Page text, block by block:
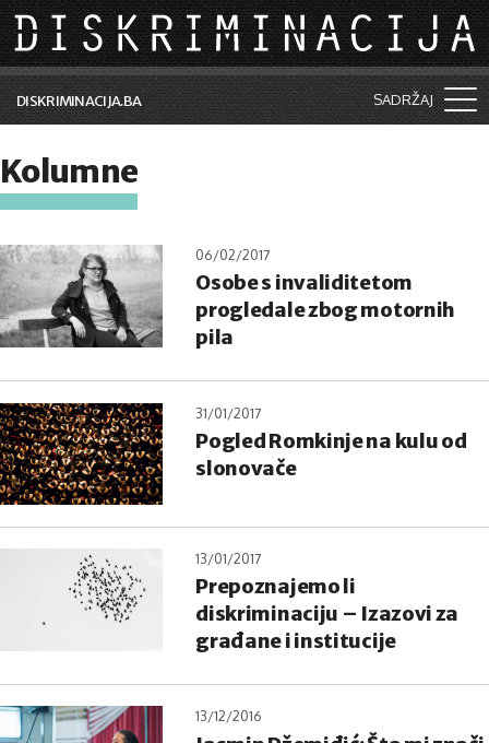
Skip to main content
DISKRIMINACIJA.BA SADRŽAJ
Vijesti i događaji
Kolumne
Lične priče
Saradnja sa medijima
Pretraga
Kolumne
06/02/2017
Osobe s invaliditetom
progledale zbog motornih
pila
31/01/2017
Pogled Romkinje na kulu od
slonovače
13/01/2017
Prepoznajemo li
diskriminaciju – Izazovi za
građane i institucije
13/12/2016